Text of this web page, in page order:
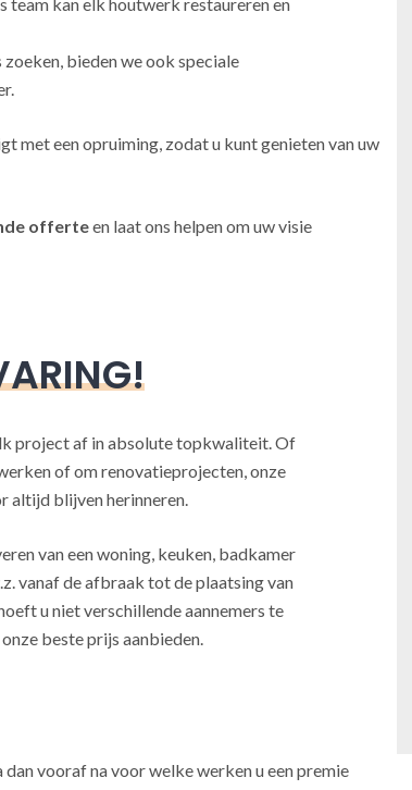
bieden we ook speciale
met een opruiming, zodat u kunt genieten van uw
offerteen laat ons helpen om uw visie
project af in absolute topkwaliteit. Of
of om renovatieprojecten, onze
altijd blijven herinneren.
van een woning, keuken, badkamer
vanaf de afbraak tot de plaatsing van
u niet verschillende aannemers te
beste prijs aanbieden.
vooraf na voor welke werken u een premie